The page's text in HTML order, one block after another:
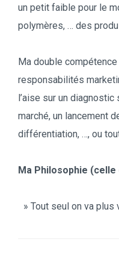
un petit faible pour le
polymères, … des
Ma double
responsabilités
l’aise sur un
marché, un lancement
différentiation, …, ou
Ma Philosophie (celle
» Tout seul on va